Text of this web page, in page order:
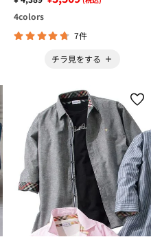
4colors
7件
チラ見をする